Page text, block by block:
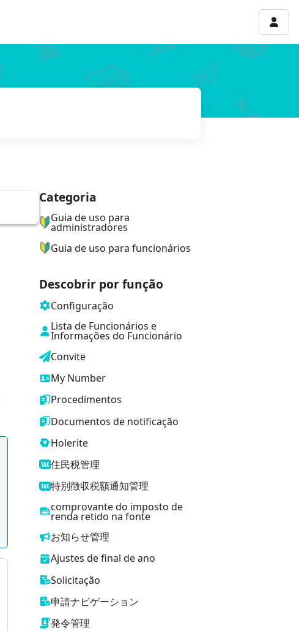
ナビゲーションメニュー
Categoria
Guia de uso para
administradores
Guia de uso para funcionários
Descobrir por função
Configuração
Lista de Funcionários e
Informações do Funcionário
Convite
My Number
Procedimentos
Documentos de notificação
Holerite
住民税管理
特別徴収税額通知管理
comprovante do imposto de
renda retido na fonte
お知らせ管理
Ajustes de final de ano
Solicitação
申請ナビゲーション
発令管理